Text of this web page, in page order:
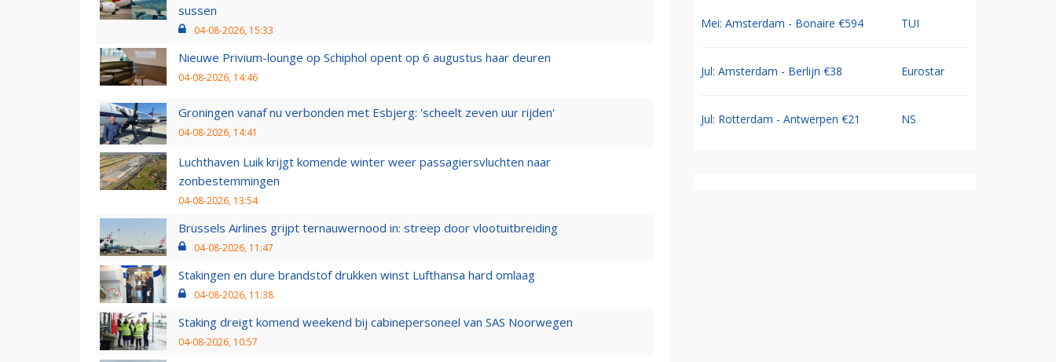
sussen
04-08-2026, 15:33
Nieuwe Privium-lounge op Schiphol opent op 6 augustus haar deuren
04-08-2026, 14:46
Groningen vanaf nu verbonden met Esbjerg: 'scheelt zeven uur rijden'
04-08-2026, 14:41
Luchthaven Luik krijgt komende winter weer passagiersvluchten naar
zonbestemmingen
04-08-2026, 13:54
Brussels Airlines grijpt ternauwernood in: streep door vlootuitbreiding
04-08-2026, 11:47
Stakingen en dure brandstof drukken winst Lufthansa hard omlaag
04-08-2026, 11:38
Staking dreigt komend weekend bij cabinepersoneel van SAS Noorwegen
04-08-2026, 10:57
Mei: Amsterdam - Bonaire €594 TUI
Jul: Amsterdam - Berlijn €38 Eurostar
Jul: Rotterdam - Antwerpen €21 NS